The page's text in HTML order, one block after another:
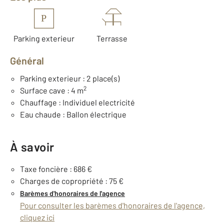
P
Parking exterieur Terrasse
Général
Parking exterieur : 2 place(s)
Surface cave : 4 m2
Chauffage : Individuel electricité
Eau chaude : Ballon électrique
À savoir
Taxe foncière : 686 €
Charges de copropriété : 75 €
Barèmes d'honoraires de l'agence
Pour consulter les barèmes d'honoraires de l'agence,
cliquez ici